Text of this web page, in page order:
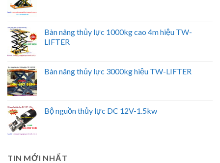
Bàn nâng thủy lực 1000kg cao 4m hiệu TW-
LIFTER
Bàn nâng thủy lực 3000kg hiệu TW-LIFTER
Bộ nguồn thủy lực DC 12V-1.5kw
TIN MỚI NHẤT